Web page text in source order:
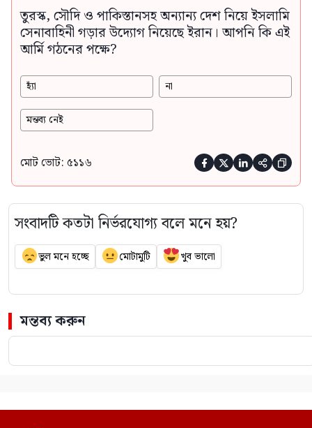
তুরস্ক, সৌদি ও পাকিস্তানসহ অন্যান্য দেশ নিয়ে ইসলামি
সেনাবাহিনী গড়ার উদ্যোগ নিয়েছে ইরান। আপনি কি এই
আর্মি গঠনের পক্ষে?
হ্যাঁ না
মন্তব্য নেই
মোট ভোট: ৫১১৬     
সংবাদটি কতটা নির্ভরযোগ্য বলে মনে হয়?
ভুল মনে হচ্ছে মোটামুটি খুব ভালো
মন্তব্য করুন